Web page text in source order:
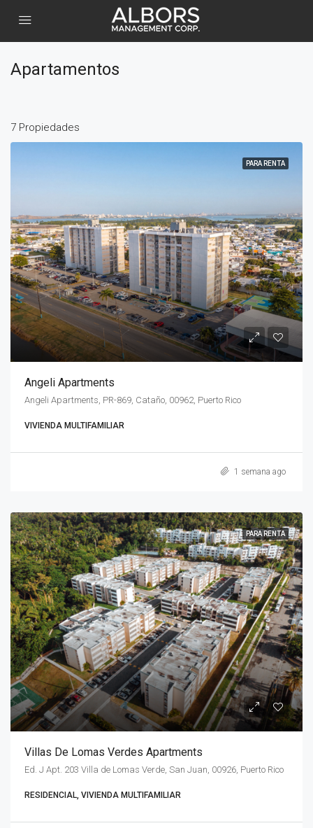
Apartamentos
7 Propiedades
PARA RENTA
Angeli Apartments
Angeli Apartments, PR-869, Cataño, 00962, Puerto Rico
VIVIENDA MULTIFAMILIAR
1 semana ago
PARA RENTA
Villas De Lomas Verdes Apartments
Ed. J Apt. 203 Villa de Lomas Verde, San Juan, 00926, Puerto Rico
RESIDENCIAL, VIVIENDA MULTIFAMILIAR